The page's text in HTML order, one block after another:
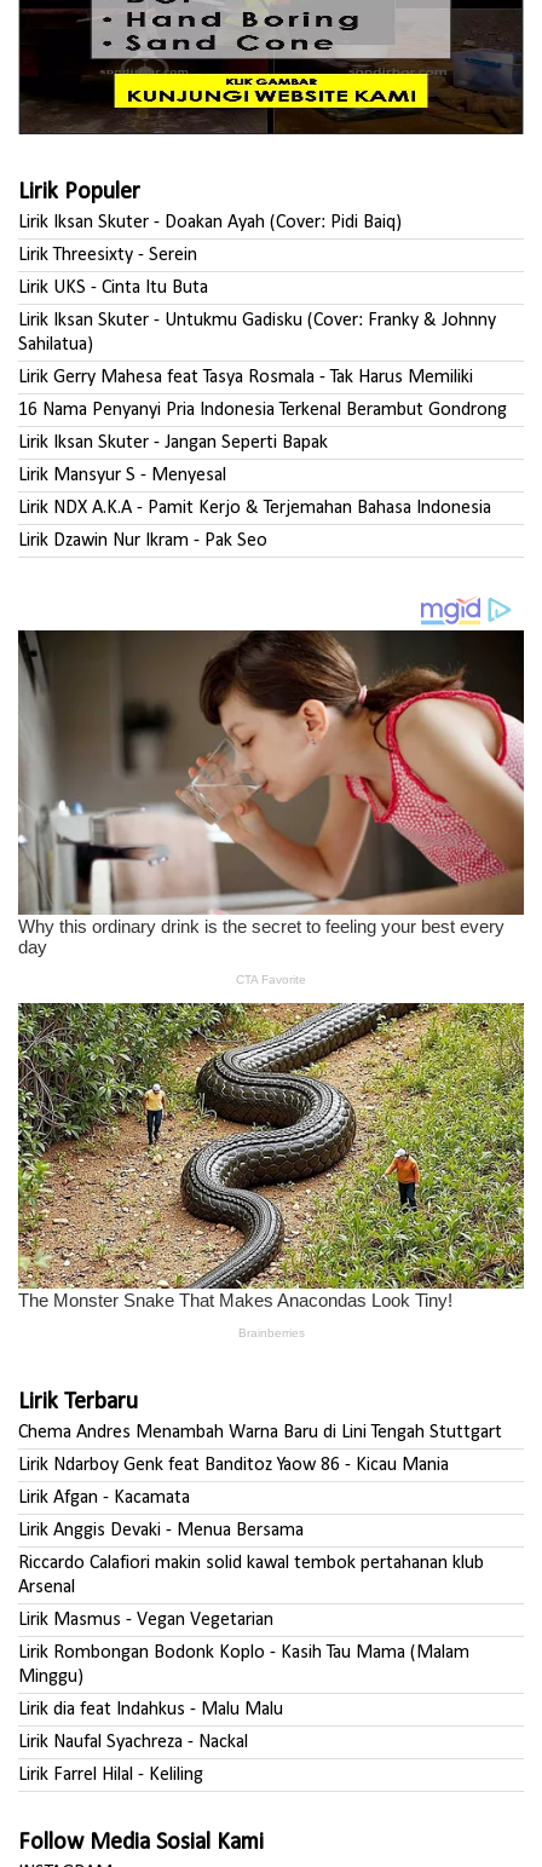
Lirik Populer
Lirik Iksan Skuter - Doakan Ayah (Cover: Pidi Baiq)
Lirik Threesixty - Serein
Lirik UKS - Cinta Itu Buta
Lirik Iksan Skuter - Untukmu Gadisku (Cover: Franky & Johnny
Sahilatua)
Lirik Gerry Mahesa feat Tasya Rosmala - Tak Harus Memiliki
16 Nama Penyanyi Pria Indonesia Terkenal Berambut Gondrong
Lirik Iksan Skuter - Jangan Seperti Bapak
Lirik Mansyur S - Menyesal
Lirik NDX A.K.A - Pamit Kerjo & Terjemahan Bahasa Indonesia
Lirik Dzawin Nur Ikram - Pak Seo
Lirik Terbaru
Chema Andres Menambah Warna Baru di Lini Tengah Stuttgart
Lirik Ndarboy Genk feat Banditoz Yaow 86 - Kicau Mania
Lirik Afgan - Kacamata
Lirik Anggis Devaki - Menua Bersama
Riccardo Calafiori makin solid kawal tembok pertahanan klub
Arsenal
Lirik Masmus - Vegan Vegetarian
Lirik Rombongan Bodonk Koplo - Kasih Tau Mama (Malam
Minggu)
Lirik dia feat Indahkus - Malu Malu
Lirik Naufal Syachreza - Nackal
Lirik Farrel Hilal - Keliling
Follow Media Sosial Kami